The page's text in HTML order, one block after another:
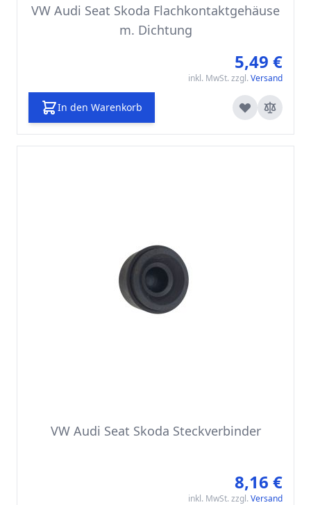
VW Audi Seat Skoda Flachkontaktgehäuse
m. Dichtung
5,49 €
inkl. MwSt. zzgl. Versand
In den Warenkorb
VW Audi Seat Skoda Steckverbinder
8,16 €
inkl. MwSt. zzgl. Versand